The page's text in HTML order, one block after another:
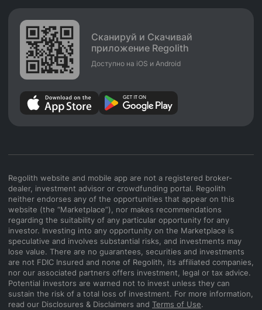
Сканируй и Скачивай
приложение Regolith
Доступно на iOS и Android
Regolith website and mobile app are not a registered broker-
dealer, investment advisor or crowdfunding portal. Regolith
neither endorses any of the opportunities that appear on this
website (the “Marketplace”), nor makes recommendations
regarding the suitability of any particular opportunity for any
investor. Investing into any opportunity on the Marketplace is
speculative and involves substantial risks, and investments may
lose value. There are no guarantees, securities and investments
are not FDIC Insured and none of Regolith, its affiliated companies,
nor our associated partners offers investment, legal or tax advice.
Potential investors are warned not to invest unless they can
sustain the risk of a total loss of investment. For more information,
read our Disclosures & Disclaimers and Terms of Use.